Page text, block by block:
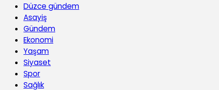
Düzce gündem
Asayiş
Gündem
Ekonomi
Yaşam
Siyaset
Spor
Sağlık